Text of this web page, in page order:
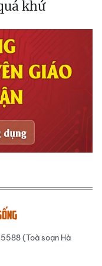
khứ
(Toà soạn Hà